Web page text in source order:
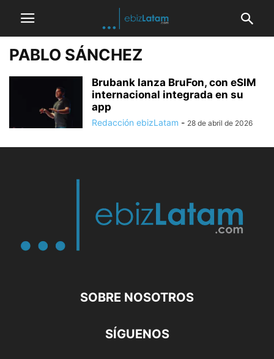
PABLO SÁNCHEZ
Brubank lanza BruFon, con eSIM
internacional integrada en su
app
Redacción ebizLatam - 28 de abril de 2026
SOBRE NOSOTROS
SÍGUENOS